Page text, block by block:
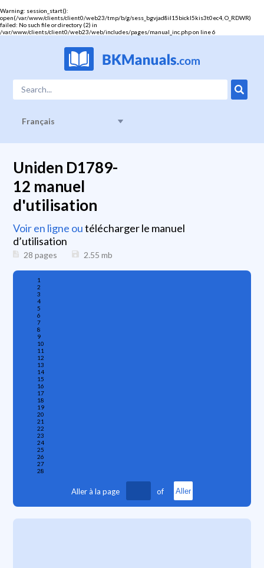
Warning: session_start():
open(/var/www/clients/client0/web23/tmp/b/g/sess_bgvjad8il15bickl5kis3t0ec4, O_RDWR)
failed: No such file or directory (2) in
/var/www/clients/client0/web23/web/includes/pages/manual_inc.phpon line6
Français
Uniden D1789-
12 manuel
d'utilisation
Voir en ligne outélécharger le manuel
d’utilisation
28 pages 2.55 mb
1
2
3
4
5
6
7
8
9
10
11
12
13
14
15
16
17
18
19
20
21
22
23
24
25
26
27
28
Aller à la page of Aller